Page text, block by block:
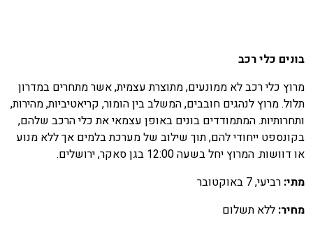
כלי רכב
כלי רכב לא ממונעים, מתוצרת עצמית, אשר מתחרים במדרון
מרוץ לנהגים חובבים, המשלב בין הומור, קריאטיביות, מהירות,
המתמודדים בונים באופן עצמאי את כלי הרכב שלהם,
ייחודי להם, תוך שילוב של מערכת בלמים אך ללא מנוע
דוושות. המרוץ יחל בשעה 12:00 בגן סאקר, ירושלים.
רביעי, 7 באוקטובר
ללא תשלום